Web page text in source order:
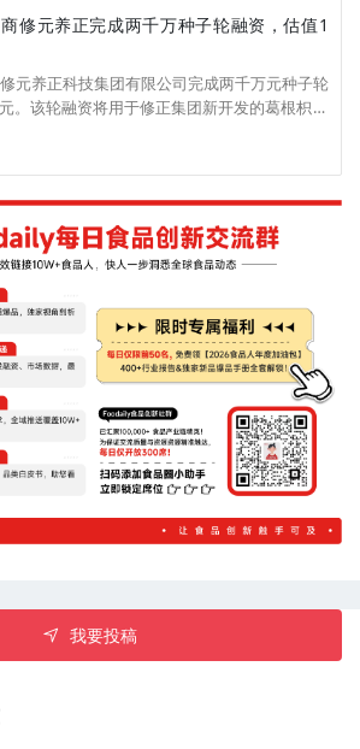
修元养正完成两千万种子轮融资，估值1
元养正科技集团有限公司完成两千万元种子轮
。该轮融资将用于修正集团新开发的葛根枳椇
国运营中心的成立，并扩大营销团队以促进新
。本次投资由中科院科技成果转化基平台上海
。
我要投稿